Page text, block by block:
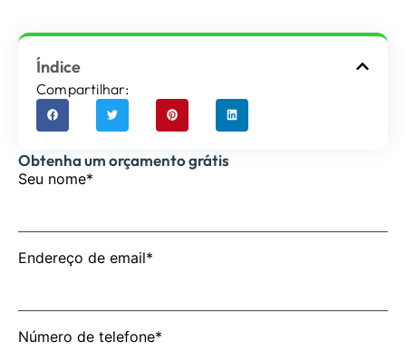
Índice
Compartilhar:
Obtenha um orçamento grátis
Seu nome*
Endereço de email*
Número de telefone*